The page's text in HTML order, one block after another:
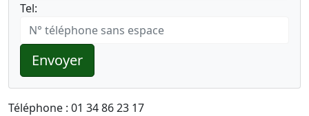
Tel:
Envoyer
Téléphone : 01 34 86 23 17